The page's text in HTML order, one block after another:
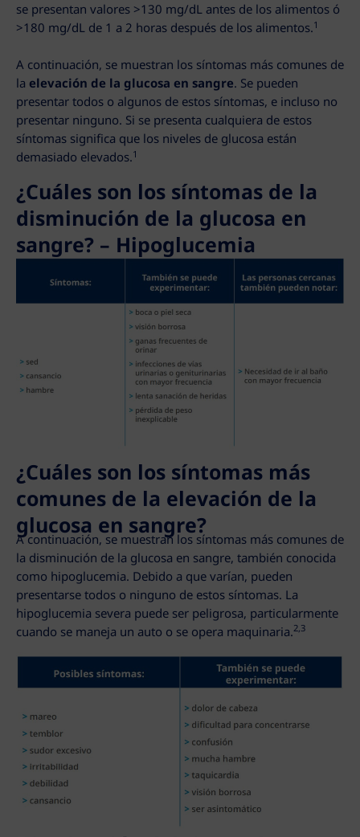
se presentan valores >130 mg/dL antes de los alimentos ó
>180 mg/dL de 1 a 2 horas después de los alimentos.1
A continuación, se muestran los síntomas más comunes de
la elevación de la glucosa en sangre. Se pueden
presentar todos o algunos de estos síntomas, e incluso no
presentar ninguno. Si se presenta cualquiera de estos
síntomas significa que los niveles de glucosa están
demasiado elevados.1
¿Cuáles son los síntomas de la
disminución de la glucosa en
sangre? – Hipoglucemia
¿Cuáles son los síntomas más
comunes de la elevación de la
glucosa en sangre?
A continuación, se muestran los síntomas más comunes de
la disminución de la glucosa en sangre, también conocida
como hipoglucemia. Debido a que varían, pueden
presentarse todos o ninguno de estos síntomas. La
hipoglucemia severa puede ser peligrosa, particularmente
cuando se maneja un auto o se opera maquinaria.2,3